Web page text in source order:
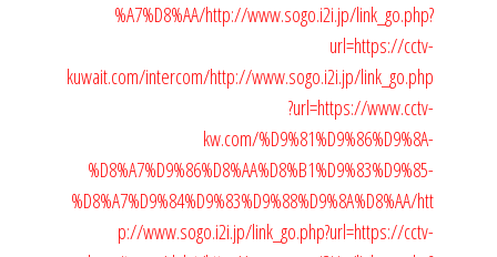
%A7%D8%AA/http://www.sogo.i2i.jp/link_go.php?
url=https://cctv-
kuwait.com/intercom/http://www.sogo.i2i.jp/link_go.php
?url=https://www.cctv-
kw.com/%D9%81%D9%86%D9%8A-
%D8%A7%D9%86%D8%AA%D8%B1%D9%83%D9%85-
%D8%A7%D9%84%D9%83%D9%88%D9%8A%D8%AA/htt
p://www.sogo.i2i.jp/link_go.php?url=https://cctv-